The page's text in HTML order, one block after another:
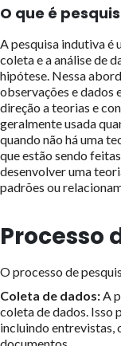
O que é
A pesquisa indutiva é
coleta e a análise de
hipótese. Nessa
observações e dados
direção a teorias e
geralmente usada
quando não há uma
que estão sendo
desenvolver uma
padrões ou
Processo
O processo de
Coleta de dados:A
coleta de dados. Isso
incluindo entrevistas,